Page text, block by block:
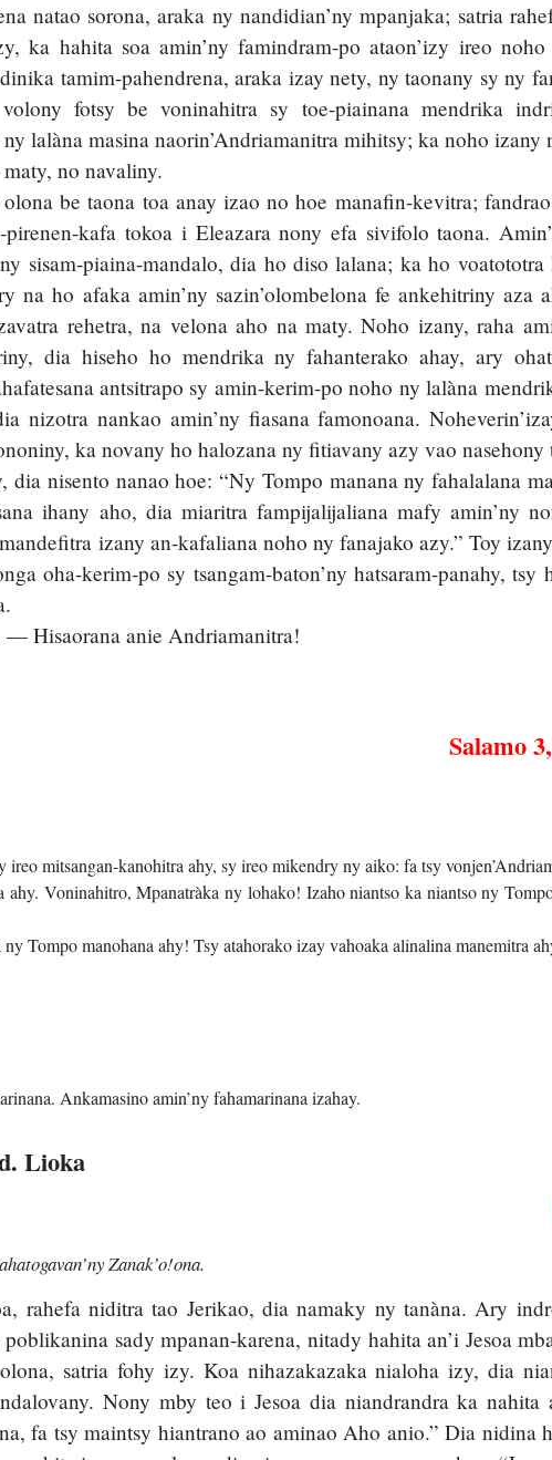
natao sorona, araka ny nandidian’ny mpanjaka; satria
ka hahita soa amin’ny famindram-po ataon’izy ireo
tamim-pahendrena, araka izay nety, ny taonany sy ny
volony fotsy be voninahitra sy toe-piainana mendrika
lalàna masina naorin’Andriamanitra mihitsy; ka noho izany
no navaliny.
be taona toa anay izao no hoe manafin-kevitra;
kafa tokoa i Eleazara nony efa sivifolo taona.
sisam-piaina-mandalo, dia ho diso lalana; ka ho voatototra
na ho afaka amin’ny sazin’olombelona fe ankehitriny aza
rehetra, na velona aho na maty. Noho izany, raha
dia hiseho ho mendrika ny fahanterako ahay, ary
antsitrapo sy amin-kerim-po noho ny lalàna
nizotra nankao amin’ny fiasana famonoana.
ka novany ho halozana ny fitiavany azy vao nasehony
nisento nanao hoe: “Ny Tompo manana ny fahalalana
ihany aho, dia miaritra fampijalijaliana mafy amin’ny
izany an-kafaliana noho ny fanajako azy.” Toy
oha-kerim-po sy tsangam-baton’ny hatsaram-panahy, tsy
Hisaorana anie Andriamanitra!
Salamo
mitsangan-kanohitra ahy, sy ireo mikendry ny aiko: fa tsy
Voninahitro, Mpanatràka ny lohako! Izaho niantso ka niantso ny
Tompo manohana ahy! Tsy atahorako izay vahoaka alinalina manemitra
Ankamasino amin’ny fahamarinana izahay.
Lioka
Zanak’o!ona.
rahefa niditra tao Jerikao, dia namaky ny tanàna. Ary
sady mpanan-karena, nitady hahita an’i Jesoa
satria fohy izy. Koa nihazakazaka nialoha izy, dia
Nony mby teo i Jesoa dia niandrandra ka nahita
fa tsy maintsy hiantrano ao aminao Aho anio.” Dia nidina